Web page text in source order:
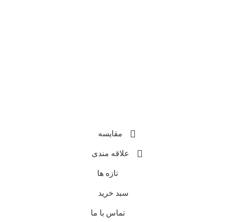
مقایسه
علاقه مندی
تازه ها
سبد خرید
تماس با ما